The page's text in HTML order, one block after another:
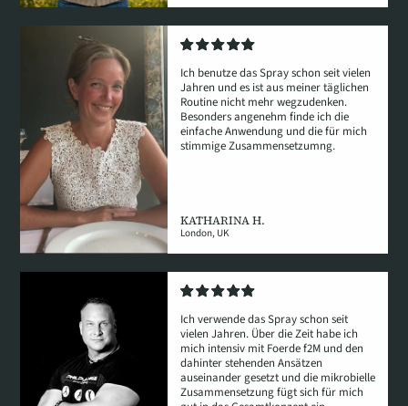
Ich benutze das Spray schon seit vielen
Jahren und es ist aus meiner täglichen
Routine nicht mehr wegzudenken.
Besonders angenehm finde ich die
einfache Anwendung und die für mich
stimmige Zusammensetzumng.
KATHARINA H.
London, UK
Ich verwende das Spray schon seit
vielen Jahren. Über die Zeit habe ich
mich intensiv mit Foerde f2M und den
dahinter stehenden Ansätzen
auseinander gesetzt und die mikrobielle
Zusammensetzung fügt sich für mich